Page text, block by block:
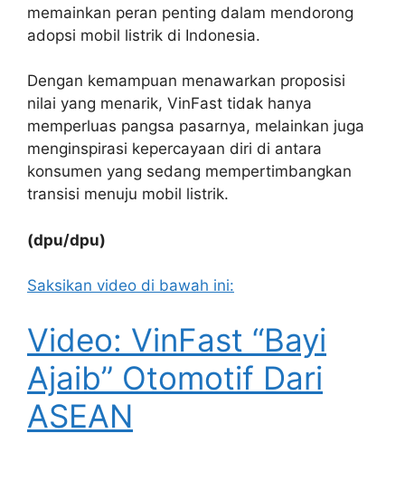
memainkan peran penting dalam mendorong
adopsi mobil listrik di Indonesia.
Dengan kemampuan menawarkan proposisi
nilai yang menarik, VinFast tidak hanya
memperluas pangsa pasarnya, melainkan juga
menginspirasi kepercayaan diri di antara
konsumen yang sedang mempertimbangkan
transisi menuju mobil listrik.
(dpu/dpu)
Saksikan video di bawah ini:
Video: VinFast “Bayi
Ajaib” Otomotif Dari
ASEAN